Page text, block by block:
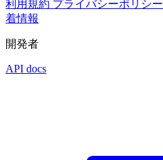
利用規約 プライバシーポリシー
着情報
開発者
API docs